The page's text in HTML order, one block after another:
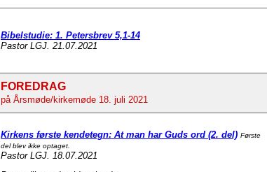
Bibelstudie: 1. Petersbrev 5,1-14
Pastor LGJ. 21.07.2021
FOREDRAG
på Årsmøde/kirkemøde 18. juli 2021
Kirkens første kendetegn: At man har Guds ord (2. del) Første
del blev ikke optaget.
Pastor LGJ. 18.07.2021